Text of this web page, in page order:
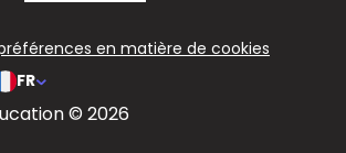
en matière de cookies
FR
© 2026